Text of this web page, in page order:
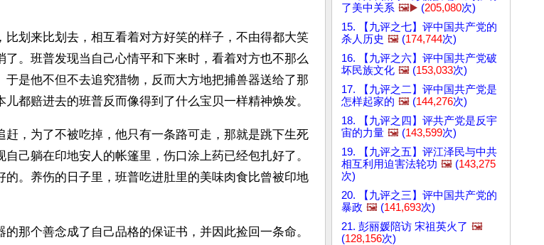
划来比划去，相互看着对方好笑的样子，不由得都大笑
了。班普发现当自己心情平和下来时，看着对方也不那么
是他不但不去追究猎物，反而大方地把捕兽器送给了那
，为了不被吃掉，他只有一条路可走，那就是跳下生死
己躺在印地安人的帐篷里，伤口涂上药已经包扎好了。
。养伤的日子里，班普吃进肚里的美味肉食比曾被印地
那个善念成了自己品格的保证书，并因此捡回一条命。
了美中关系 🖼️▶️ (205,080次)
15. 【九评之七】评中国共产党的
杀人历史 🖼️ (174,744次)
16. 【九评之六】评中国共产党破
坏民族文化 🖼️ (153,033次)
17. 【九评之二】评中国共产党是
怎样起家的 🖼️ (144,276次)
18. 【九评之四】评共产党是反宇
宙的力量 🖼️ (143,599次)
19. 【九评之五】评江泽民与中共
相互利用迫害法轮功 🖼️ (143,275
次)
20. 【九评之三】评中国共产党的
暴政 🖼️ (141,693次)
21. 彭丽媛陪访 宋祖英火了 🖼️
(128,156次)